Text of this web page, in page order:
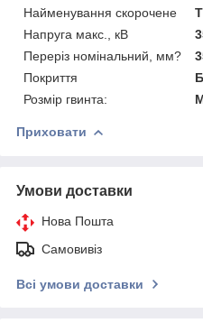
Найменування скорочене
Напруга макс., кВ
Переріз номінальний, мм?
Покриття
Розмір гвинта:
Приховати
Умови доставки
Нова Пошта
Самовивіз
Всі умови доставки